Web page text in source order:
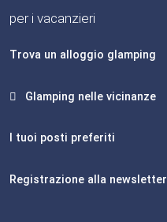
per i vacanzieri
Trova un alloggio glamping
Glamping nelle vicinanze
I tuoi posti preferiti
Registrazione alla newsletter